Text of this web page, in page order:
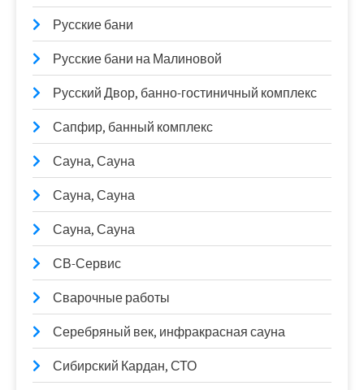
Русские бани
Русские бани на Малиновой
Русский Двор, банно-гостиничный комплекс
Сапфир, банный комплекс
Сауна, Сауна
Сауна, Сауна
Сауна, Сауна
СВ-Сервис
Сварочные работы
Серебряный век, инфракрасная сауна
Сибирский Кардан, СТО